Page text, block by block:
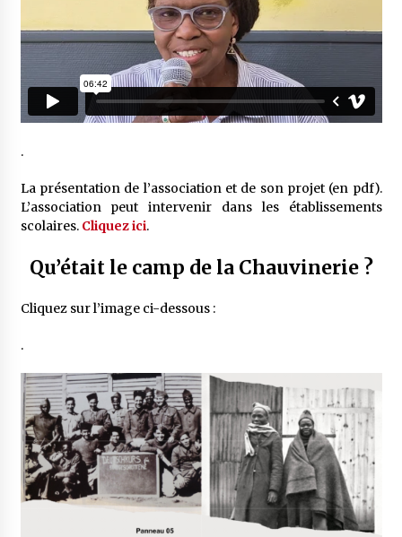
.
La présentation de l’association et de son projet (en pdf).
L’association peut intervenir dans les établissements
scolaires. Cliquez ici.
Qu’était le camp de la Chauvinerie ?
Cliquez sur l’image ci-dessous :
.